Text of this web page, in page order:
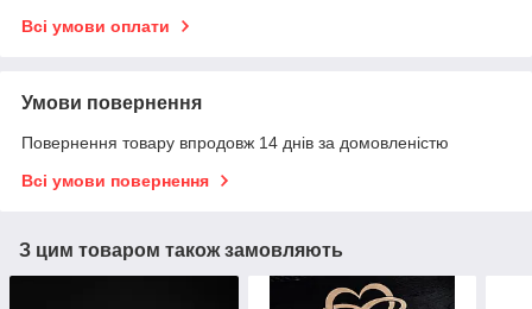
Всі умови оплати
Умови повернення
Повернення товару впродовж 14 днів за домовленістю
Всі умови повернення
З цим товаром також замовляють